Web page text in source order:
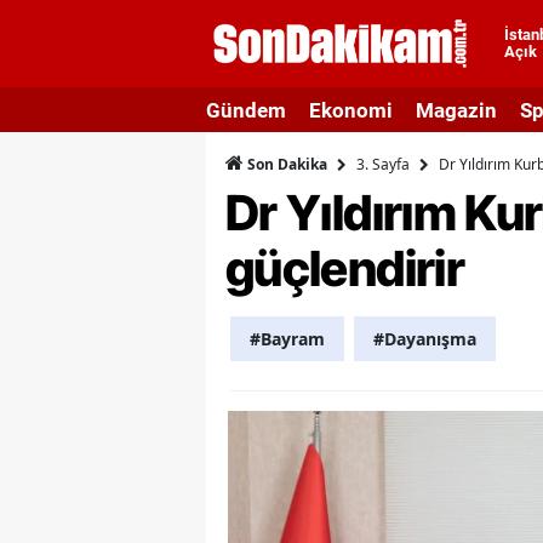
Açık
Gündem Ekonomi Magazin
Son Dakika 3. Sayfa Dr Yıldırım
Dr Yıldırım
güçlendirir
#Bayram #Dayanışma